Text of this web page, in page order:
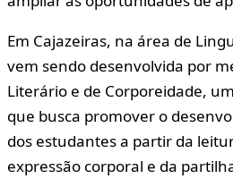
Em Cajazeiras, na área de
vem sendo desenvolvida por
Literário e de Corporeidade,
que busca promover o
dos estudantes a partir da
expressão corporal e da